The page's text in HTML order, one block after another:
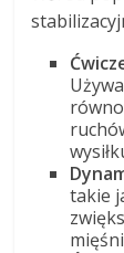
takie